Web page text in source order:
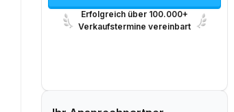
Erfolgreich über 100.000+
Verkaufstermine vereinbart